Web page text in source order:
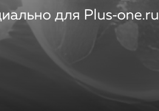
для Plus‑one.ru